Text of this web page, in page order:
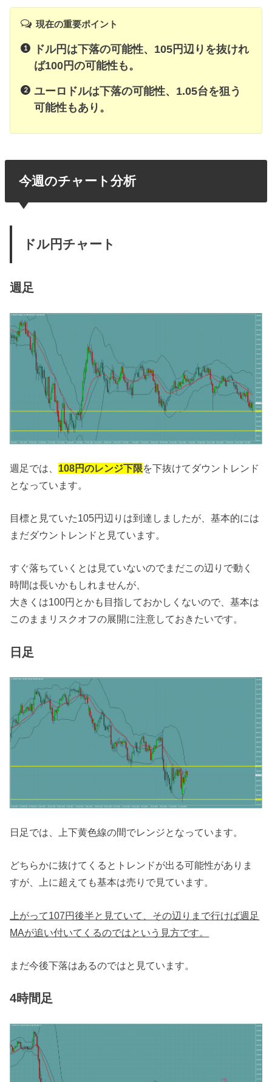
現在の重要ポイント
ドル円は下落の可能性、105円辺りを抜けれ
ば100円の可能性も。
ユーロドルは下落の可能性、1.05台を狙う
可能性もあり。
今週のチャート分析
ドル円チャート
週足
週足では、 108円のレンジ下限を下抜けてダウントレンド
となっています。
目標と見ていた105円辺りは到達しましたが、基本的には
まだダウントレンドと見ています。
すぐ落ちていくとは見ていないのでまだこの辺りで動く
時間は長いかもしれませんが、
大きくは100円とかも目指しておかしくないので、基本は
このままリスクオフの展開に注意しておきたいです。
日足
日足では、上下黄色線の間でレンジとなっています。
どちらかに抜けてくるとトレンドが出る可能性がありま
すが、上に超えても基本は売りで見ています。
上がって107円後半と見ていて、その辺りまで行けば週足
MAが追い付いてくるのではという見方です。
まだ今後下落はあるのではと見ています。
4時間足